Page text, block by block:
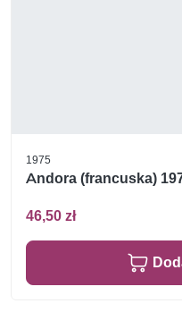
1975
Andora (francuska)
46,50 zł